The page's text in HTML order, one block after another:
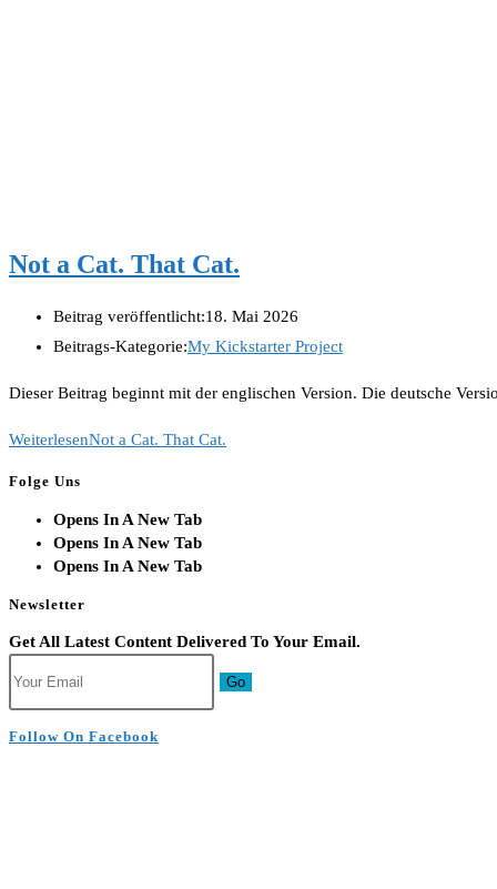
Not a Cat. That Cat.
Beitrag veröffentlicht:18. Mai 2026
Beitrags-Kategorie:My Kickstarter Project
Dieser Beitrag beginnt mit der englischen Version. Die deutsche
WeiterlesenNot a Cat. That Cat.
Folge Uns
Opens In A New Tab
Opens In A New Tab
Opens In A New Tab
Newsletter
Get All Latest Content Delivered To Your Email.
Go
Follow On Facebook